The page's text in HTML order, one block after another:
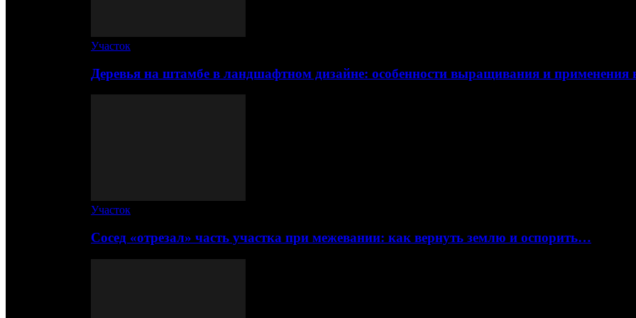
Участок
Деревья на штамбе в ландшафтном дизайне: особенности выращивания и
Участок
Сосед «отрезал» часть участка при межевании: как вернуть землю и оспорить…